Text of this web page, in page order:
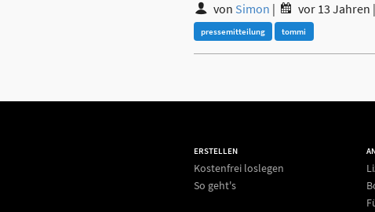
von Simon | vor 13 Jahren |
pressemitteilung
tommi
ERSTELLEN
Kostenfrei loslegen
So geht's